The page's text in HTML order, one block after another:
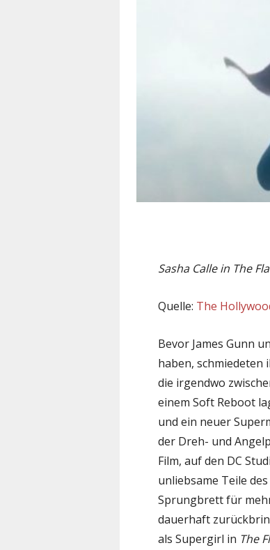
Sasha Calle in The
Quelle: The
Bevor James Gunn
haben, schmiedeten
die irgendwo
einem Soft Reboot
und ein neuer
der Dreh- und
Film, auf den DC
unliebsame Teile
Sprungbrett für
dauerhaft
als Supergirl in The